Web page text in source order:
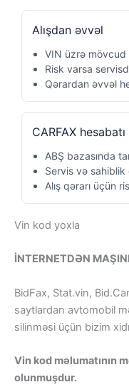
Alışdan əvvəl
VIN üzrə mövcud
Risk varsa
Qərardan əvvəl
CARFAX hesabatı
ABŞ bazasında
Servis və
Alış qərarı üçün
Vin kod yoxla
İNTERNETDƏN
BidFax, Stat.vin,
saytlardan avtomobil
silinməsi üçün bizim
Vin kod məlumatının
olunmuşdur.